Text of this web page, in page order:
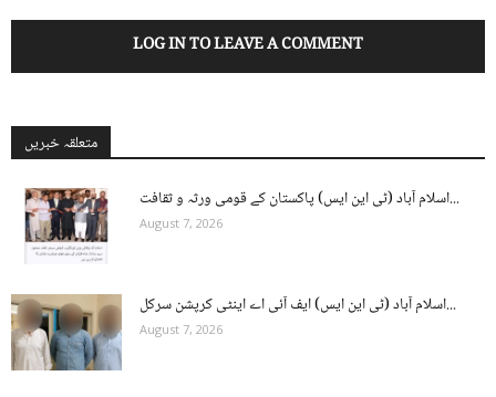
LOG IN TO LEAVE A COMMENT
متعلقہ خبریں
اسلام آباد (ٹی این ایس) پاکستان کے قومی ورثہ و ثقافت...
August 7, 2026
اسلام آباد (ٹی این ایس) ایف آئی اے اینٹی کرپشن سرکل...
August 7, 2026